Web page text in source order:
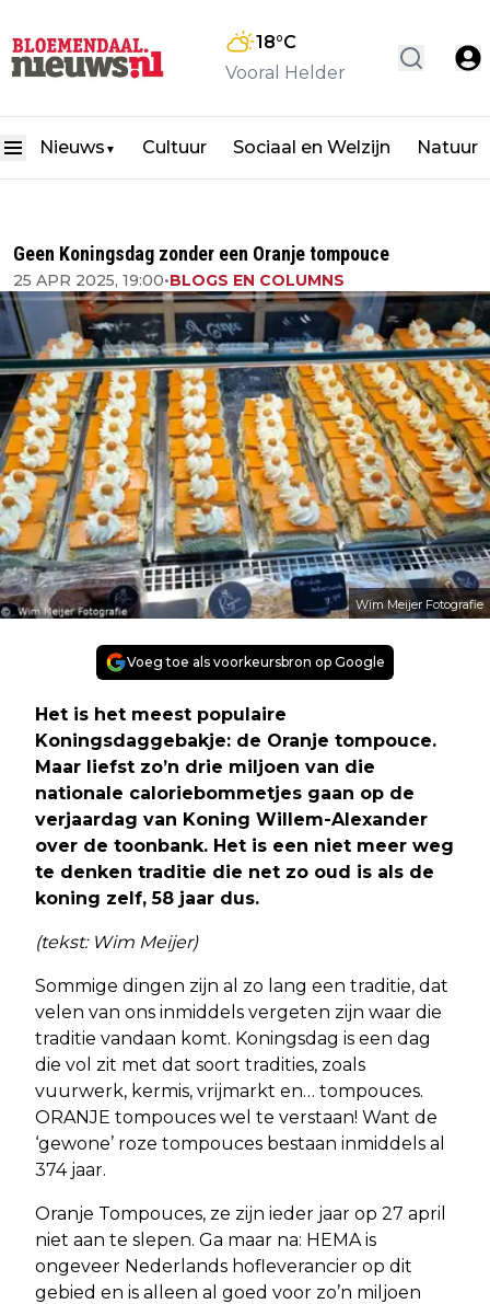
18°C
Vooral Helder
Nieuws ▼ Cultuur Sociaal en Welzijn Natuur
Geen Koningsdag zonder een Oranje tompouce
25 APR 2025, 19:00•BLOGS EN COLUMNS
Wim Meijer Fotografie
Voeg toe als voorkeursbron op Google
Het is het meest populaire
Koningsdaggebakje: de Oranje tompouce.
Maar liefst zo’n drie miljoen van die
nationale caloriebommetjes gaan op de
verjaardag van Koning Willem-Alexander
over de toonbank. Het is een niet meer weg
te denken traditie die net zo oud is als de
koning zelf, 58 jaar dus.
(tekst: Wim Meijer)
Sommige dingen zijn al zo lang een traditie, dat
velen van ons inmiddels vergeten zijn waar die
traditie vandaan komt. Koningsdag is een dag
die vol zit met dat soort tradities, zoals
vuurwerk, kermis, vrijmarkt en… tompouces.
ORANJE tompouces wel te verstaan! Want de
‘gewone’ roze tompouces bestaan inmiddels al
374 jaar.
Oranje Tompouces, ze zijn ieder jaar op 27 april
niet aan te slepen. Ga maar na: HEMA is
ongeveer Nederlands hofleverancier op dit
gebied en is alleen al goed voor zo’n miljoen